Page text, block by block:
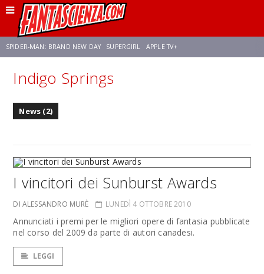
SPIDER-MAN: BRAND NEW DAY SUPERGIRL APPLE TV+
FRANCO RICCIARDIELLO ZENDAYA
Indigo Springs
News (2)
I vincitori dei Sunburst Awards
DI ALESSANDRO MURÈ LUNEDÌ 4 OTTOBRE 2010
Annunciati i premi per le migliori opere di fantasia pubblicate
nel corso del 2009 da parte di autori canadesi.
LEGGI